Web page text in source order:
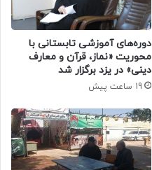
دوره‌های آموزشی تابستانی با
محوریت «نماز، قرآن و معارف
دینی» در یزد برگزار شد
19 ساعت پیش